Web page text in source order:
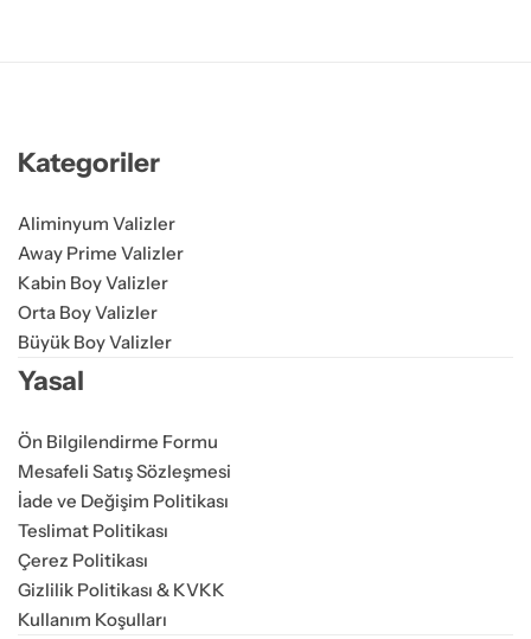
Kategoriler
Aliminyum Valizler
Away Prime Valizler
Kabin Boy Valizler
Orta Boy Valizler
Büyük Boy Valizler
Yasal
Ön Bilgilendirme Formu
Mesafeli Satış Sözleşmesi
İade ve Değişim Politikası
Teslimat Politikası
Çerez Politikası
Gizlilik Politikası & KVKK
Kullanım Koşulları